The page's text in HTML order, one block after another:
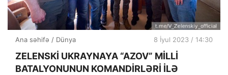
Ana səhifə / Dünya 8 İyul 2023 / 14:30
ZELENSKİ UKRAYNAYA “AZOV” MİLLİ
BATALYONUNUN KOMANDİRLƏRİ İLƏ